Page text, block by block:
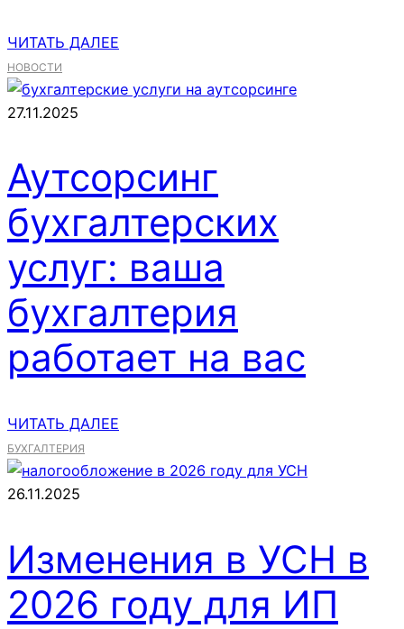
ЧИТАТЬ ДАЛЕЕ
НОВОСТИ
27.11.2025
Аутсорсинг
бухгалтерских
услуг: ваша
бухгалтерия
работает на вас
ЧИТАТЬ ДАЛЕЕ
БУХГАЛТЕРИЯ
26.11.2025
Изменения в УСН в
2026 году для ИП